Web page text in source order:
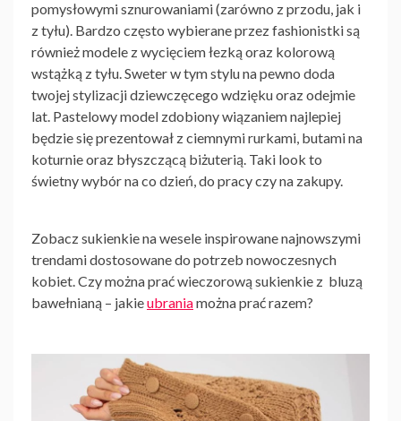
pomysłowymi sznurowaniami (zarówno z przodu, jak i
z tyłu). Bardzo często wybierane przez fashionistki są
również modele z wycięciem łezką oraz kolorową
wstążką z tyłu. Sweter w tym stylu na pewno doda
twojej stylizacji dziewczęcego wdzięku oraz odejmie
lat. Pastelowy model zdobiony wiązaniem najlepiej
będzie się prezentował z ciemnymi rurkami, butami na
koturnie oraz błyszczącą biżuterią. Taki look to
świetny wybór na co dzień, do pracy czy na zakupy.
Zobaczsukienkie na wesele inspirowane najnowszymi
trendami dostosowane do potrzeb nowoczesnych
kobiet. Czy można prać wieczorowąsukienkie z bluzą
bawełnianą – jakieubraniamożna prać razem?